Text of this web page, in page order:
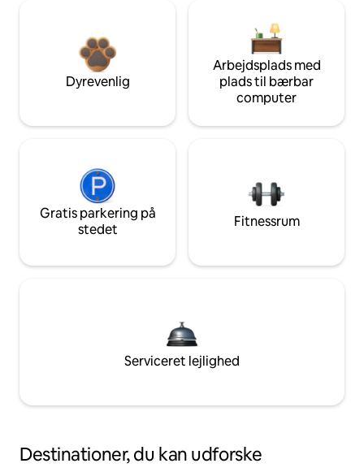
Dyrevenlig
Arbejdsplads med
plads til bærbar
computer
Gratis parkering på
stedet
Fitnessrum
Serviceret lejlighed
Destinationer, du kan udforske